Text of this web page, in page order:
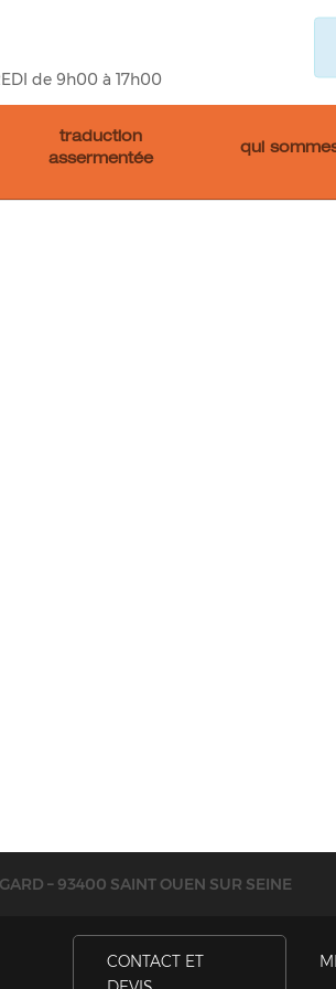
de 9h00 à 17h00
traduction
assermentée
qui
– 93400 SAINT OUEN SUR SEINE
CONTACT ET